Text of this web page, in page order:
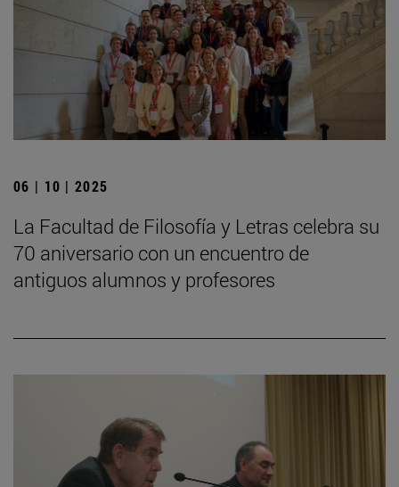
06 | 10 | 2025
La Facultad de Filosofía y Letras celebra su
70 aniversario con un encuentro de
antiguos alumnos y profesores